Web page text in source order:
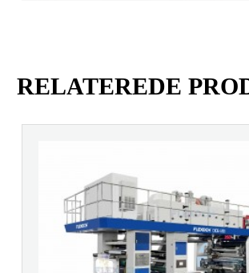
RELATEREDE